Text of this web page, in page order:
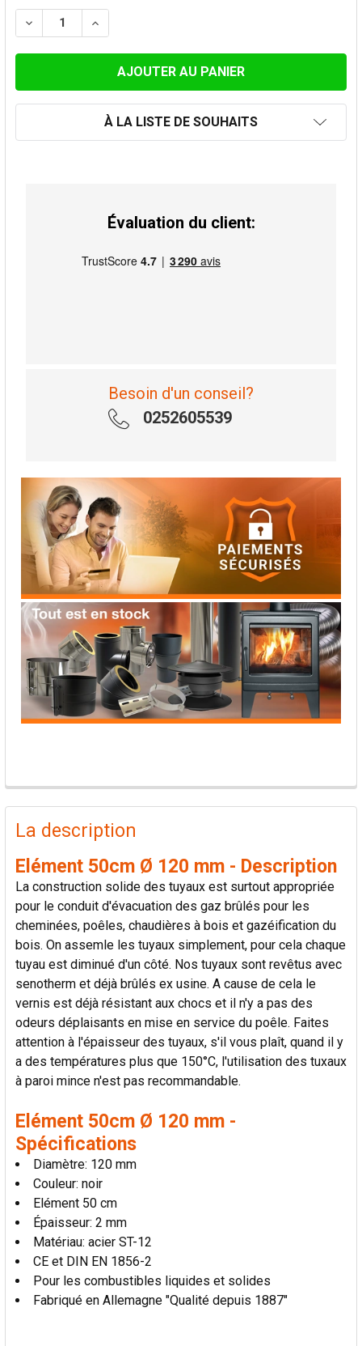
ACTUEL:
DIMINUER LA QUANTITÉ DE ELÉMENT 50CM Ø 120MM
AUGMENTER LA QUANTITÉ DE ELÉMENT
À LA LISTE DE SOUHAITS
Évaluation du client:
Besoin d'un conseil?
0252605539
PRODUITS
FRÉQUEMMENT
ACHETÉS
TOUT
SÉLECTIONNER
AJOUTER
LA
SÉLECTION
AU PANIER
La description
Elément 50cm Ø 120 mm - Description
La construction solide des tuyaux est surtout appropriée
pour le conduit d'évacuation des gaz brûlés pour les
cheminées, poêles, chaudières à bois et gazéification du
bois. On assemle les tuyaux simplement, pour cela chaque
tuyau est diminué d'un côté. Nos tuyaux sont revêtus avec
senotherm et déjà brûlés ex usine. A cause de cela le
vernis est déjà résistant aux chocs et il n'y a pas des
odeurs déplaisants en mise en service du poêle. Faites
attention à l'épaisseur des tuyaux, s'il vous plaît, quand il y
a des températures plus que 150°C, l'utilisation des tuxaux
à paroi mince n'est pas recommandable.
Elément 50cm Ø 120 mm -
Spécifications
Diamètre: 120 mm
Couleur: noir
Elément 50 cm
Épaisseur: 2 mm
Matériau: acier ST-12
CE et DIN EN 1856-2
Pour les combustibles liquides et solides
Fabriqué en Allemagne "Qualité depuis 1887"